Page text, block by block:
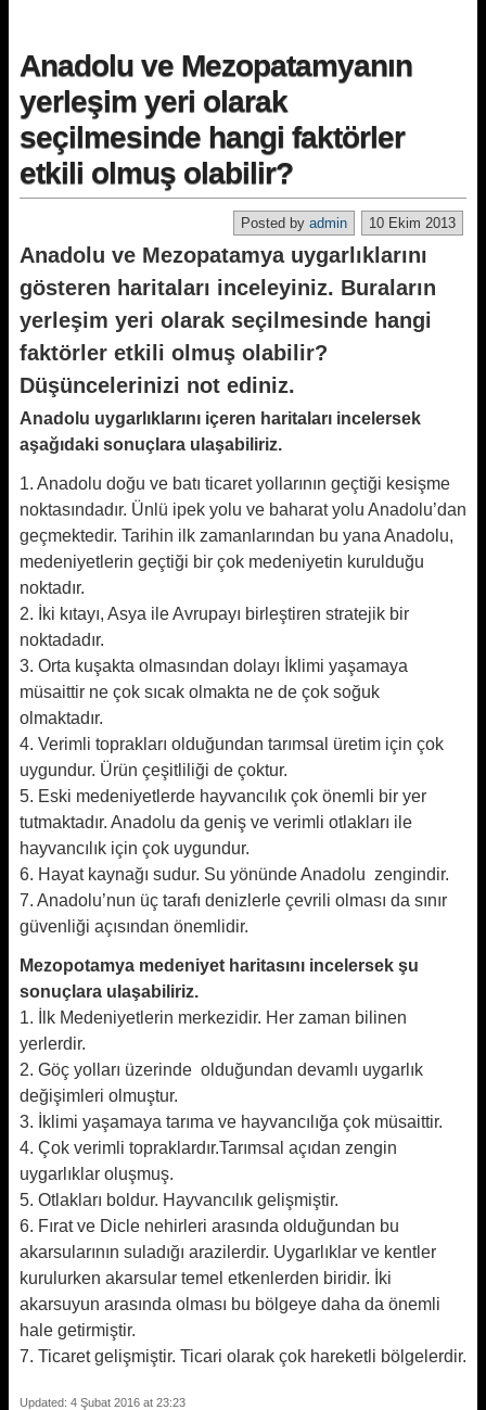
Anadolu ve Mezopatamyanın
yerleşim yeri olarak
seçilmesinde hangi faktörler
etkili olmuş olabilir?
10 Ekim 2013
Posted by admin
Anadolu ve Mezopatamya uygarlıklarını
gösteren haritaları inceleyiniz. Buraların
yerleşim yeri olarak seçilmesinde hangi
faktörler etkili olmuş olabilir?
Düşüncelerinizi not ediniz.
Anadolu uygarlıklarını içeren haritaları incelersek
aşağıdaki sonuçlara ulaşabiliriz.
1. Anadolu doğu ve batı ticaret yollarının geçtiği kesişme
noktasındadır. Ünlü ipek yolu ve baharat yolu Anadolu’dan
geçmektedir. Tarihin ilk zamanlarından bu yana Anadolu,
medeniyetlerin geçtiği bir çok medeniyetin kurulduğu
noktadır.
2. İki kıtayı, Asya ile Avrupayı birleştiren stratejik bir
noktadadır.
3. Orta kuşakta olmasından dolayı İklimi yaşamaya
müsaittir ne çok sıcak olmakta ne de çok soğuk
olmaktadır.
4. Verimli toprakları olduğundan tarımsal üretim için çok
uygundur. Ürün çeşitliliği de çoktur.
5. Eski medeniyetlerde hayvancılık çok önemli bir yer
tutmaktadır. Anadolu da geniş ve verimli otlakları ile
hayvancılık için çok uygundur.
6. Hayat kaynağı sudur. Su yönünde Anadolu zengindir.
7. Anadolu’nun üç tarafı denizlerle çevrili olması da sınır
güvenliği açısından önemlidir.
Mezopotamya medeniyet haritasını incelersek şu
sonuçlara ulaşabiliriz.
1. İlk Medeniyetlerin merkezidir. Her zaman bilinen
yerlerdir.
2. Göç yolları üzerinde olduğundan devamlı uygarlık
değişimleri olmuştur.
3. İklimi yaşamaya tarıma ve hayvancılığa çok müsaittir.
4. Çok verimli topraklardır.Tarımsal açıdan zengin
uygarlıklar oluşmuş.
5. Otlakları boldur. Hayvancılık gelişmiştir.
6. Fırat ve Dicle nehirleri arasında olduğundan bu
akarsularının suladığı arazilerdir. Uygarlıklar ve kentler
kurulurken akarsular temel etkenlerden biridir. İki
akarsuyun arasında olması bu bölgeye daha da önemli
hale getirmiştir.
7. Ticaret gelişmiştir. Ticari olarak çok hareketli bölgelerdir.
Updated: 4 Şubat 2016 at 23:23